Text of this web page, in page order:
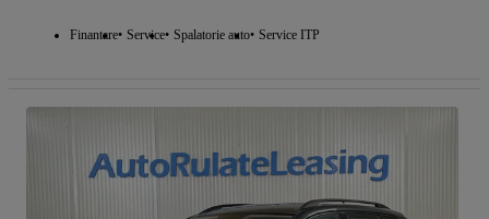
Finantare Service Spalatorie auto Service ITP